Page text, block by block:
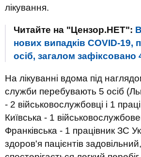
лікування.
Читайте на "Цензор.НЕТ":
нових випадків COVID-19,
осіб, загалом зафіксовано
На лікуванні вдома під
служби перебувають 5 осіб
- 2 військовослужбовці і 1
Київська - 1
Франківська - 1 працівник ЗС
здоров'я пацієнтів задовільний,